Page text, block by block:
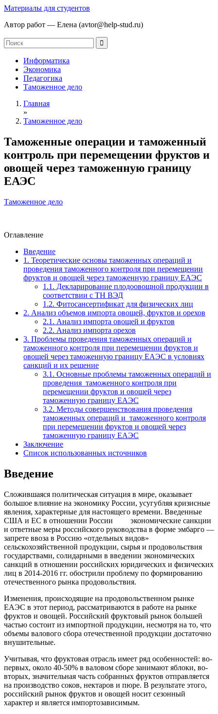
Материалы для студентов
Автор работ — Елена (avtor@help-stud.ru)
Информатика
Экономика
Педагогика
Таможенное дело
Главная
»
Таможенное дело
Таможенные операции и таможенный
контроль при перемещении фруктов и
овощей через таможенную границу
ЕАЭС
Таможенное дело
Оглавление
Введение
1. Теоретические основы таможенных операций и
проведения таможенного контроля при перемещении
фруктов и овощей через таможенную границу ЕАЭС
1.1. Декларирование плодоовощной продукции в
соответствии с ТН ВЭД
1.2. Фитосансертификат для физических лиц
2. Анализ объемов импорта овощей, фруктов и орехов
2.1. Анализ импорта овощей и фруктов
2.2. Анализ импорта орехов
3. Проблемы проведения таможенных операций и
таможенного контроля при перемещении фруктов и
овощей через таможенную границу ЕАЭС в условиях
санкций и их решение
3.1. Основные проблемы таможенных операций и
проведения таможенного контроля при
перемещении фруктов и овощей через
таможенную границу ЕАЭС
3.2. Методы совершенствования проведения
таможенных операций и таможенного контроля
при перемещении фруктов и овощей через
таможенную границу ЕАЭС
Заключение
Список использованных источников
Введение
Сложившаяся политическая ситуация в мире, оказывает
большое влияние на экономику России, усугубляя кризисные
явления, характерные для настоящего времени. Введенные
США и ЕС в отношении России экономические санкции
и ответные меры российского руководства в форме эмбарго —
запрете ввоза в Россию «отдельных видов»
сельскохозяйственной продукции, сырья и продовольствия
государствами, солидарными в введении экономических
санкций в отношении российских юридических и физических
лиц в 2014-2016 гг. обострили проблему по формированию
отечественного рынка продовольствия.
Изменения, происходящие на продовольственном рынке
ЕАЭС в этот период, рассматриваются в работе на рынке
фруктов и овощей. Российский фруктовый рынок большей
частью состоит из импортной продукции, несмотря на то, что
объемы валового сбора отечественной продукции достаточно
внушительные.
Учитывая, что фруктовая отрасль имеет ряд особенностей: во-
первых, около 40-50% в валовом сборе занимают яблоки, во-
вторых, значительная часть собранных фруктов отправляется
на производство соков, нектаров и пюре. В результате этого,
российский рынок фруктов и овощей носит сезонный
характер и является импортозависимым.